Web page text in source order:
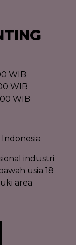
WIB
WIB
WIB
industri
usia 18
area